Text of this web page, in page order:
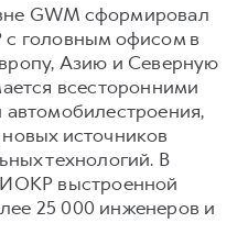
GWM сформировал
головным офисом в
Азию и Северную
всесторонними
автомобилестроения,
источников
технологий. В
выстроенной
25 000 инженеров и